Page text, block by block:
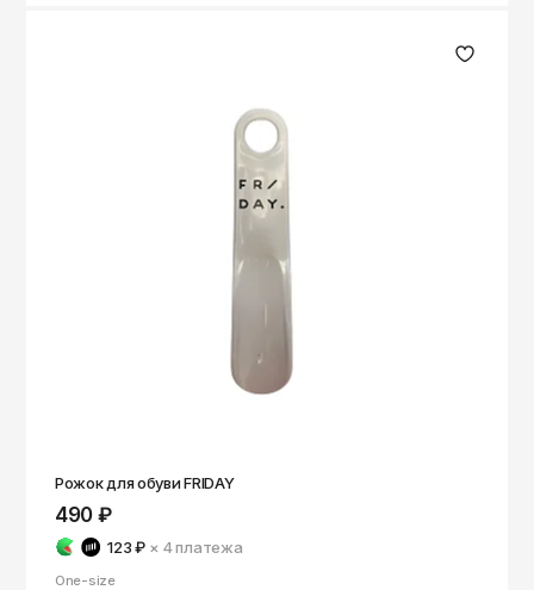
Рожок для обуви FRIDAY
490 ₽
123 ₽ × 4платежа
One-size